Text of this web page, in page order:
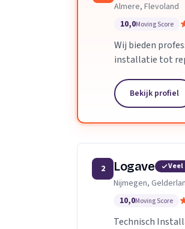
Almere, Flevoland
10,0Moving Score
Wij bieden
installatie tot
Bekijk profiel
2 Logave Veel
Nijmegen,
10,0Moving Score
Technisch